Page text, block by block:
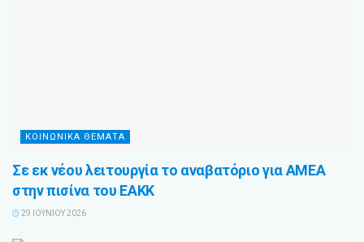
ΚΟΙΝΩΝΙΚΑ ΘΕΜΑΤΑ
Σε εκ νέου λειτουργία το αναβατόριο για ΑΜΕΑ
στην πισίνα του ΕΑΚΚ
29 ΙΟΥΝΊΟΥ 2026